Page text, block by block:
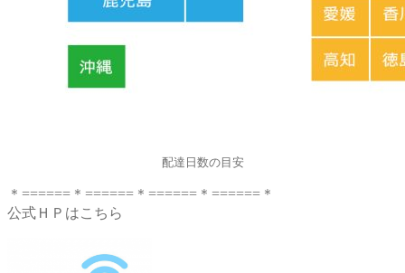
配達日数の目安
＊======＊======＊======＊======＊
公式ＨＰはこちら